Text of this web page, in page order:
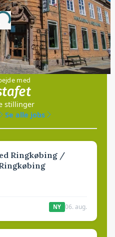
med
stillinger
Se alle jobs
Ringkøbing /
NY 06. aug.